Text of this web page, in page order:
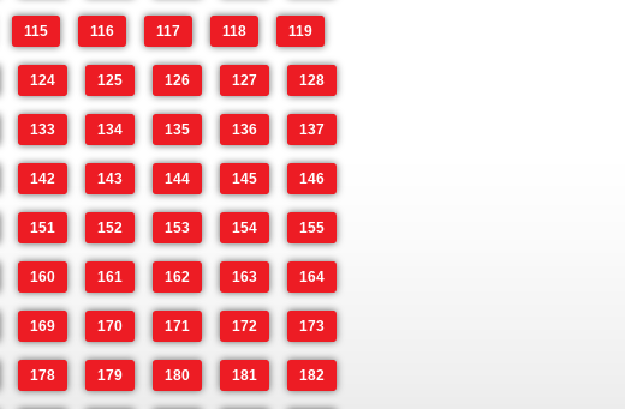
115 116 117 118 119
124 125 126 127 128
133 134 135 136 137
142 143 144 145 146
151 152 153 154 155
160 161 162 163 164
169 170 171 172 173
178 179 180 181 182